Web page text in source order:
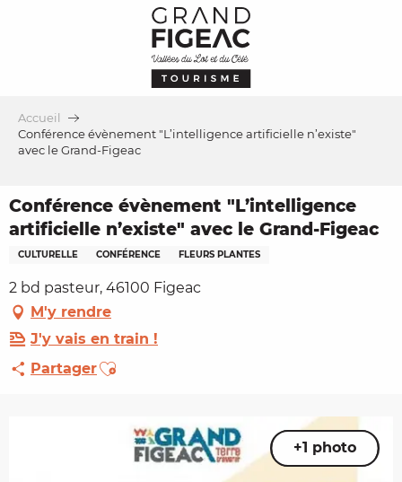
Accueil
Conférence évènement "L’intelligence artificielle n’existe"
avec le Grand-Figeac
Conférence évènement "L’intelligence
artificielle n’existe" avec le Grand-Figeac
CULTURELLE CONFÉRENCE FLEURS PLANTES
2 bd pasteur, 46100 Figeac
M'y rendre
J'y vais en train !
PartagerAjouter aux favoris
+1 photo